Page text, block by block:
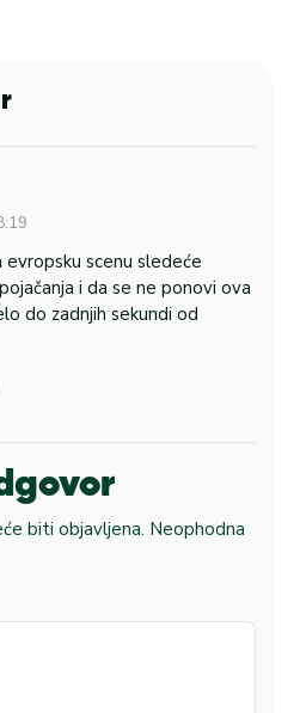
evropsku scenu sledeće
i da se ne ponovi ova
do zadnjih sekundi od
biti objavljena. Neophodna